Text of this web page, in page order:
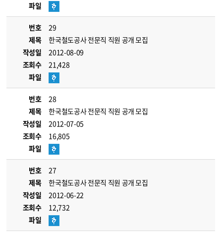
파일
번호
29
제목
한국철도공사 전문직 직원 공개 모집
작성일
2012-08-09
조회수
21,428
파일
번호
28
제목
한국철도공사 전문직 직원 공개 모집
작성일
2012-07-05
조회수
16,805
파일
번호
27
제목
한국철도공사 전문직 직원 공개 모집
작성일
2012-06-22
조회수
12,732
파일